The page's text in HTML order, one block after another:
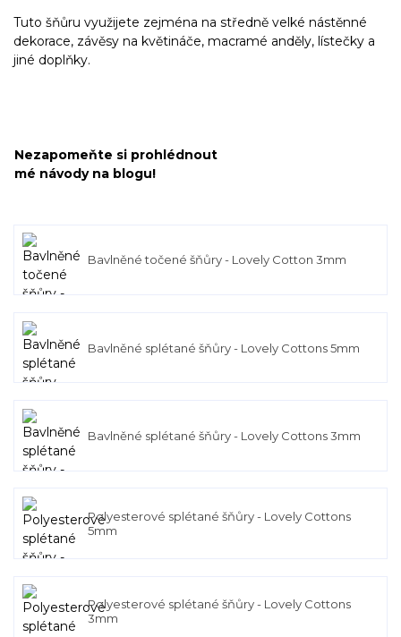
Tuto šňůru využijete zejména na středně velké nástěnné
dekorace, závěsy na květináče, macramé anděly, lístečky a
jiné doplňky.
Nezapomeňte si prohlédnout
mé návody na blogu!
Bavlněné točené šňůry - Lovely Cotton 3mm
Bavlněné splétané šňůry - Lovely Cottons 5mm
Bavlněné splétané šňůry - Lovely Cottons 3mm
Polyesterové splétané šňůry - Lovely Cottons
5mm
Polyesterové splétané šňůry - Lovely Cottons
3mm